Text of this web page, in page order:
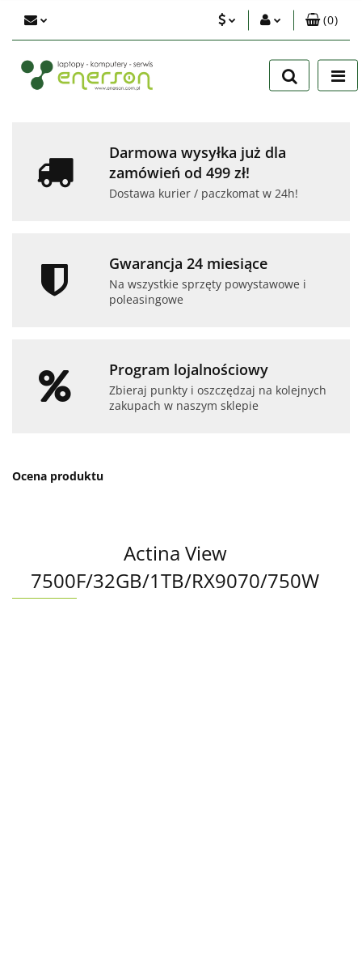
Zaloguj się
Zarejestruj się
(0)
Darmowa wysyłka już dla
zamówień od 499 zł!
Dostawa kurier / paczkomat w 24h!
Gwarancja 24 miesiące
Na wszystkie sprzęty powystawowe i
poleasingowe
Program lojalnościowy
Zbieraj punkty i oszczędzaj na kolejnych
zakupach w naszym sklepie
Ocena produktu
Actina View
7500F/32GB/1TB/RX9070/750W